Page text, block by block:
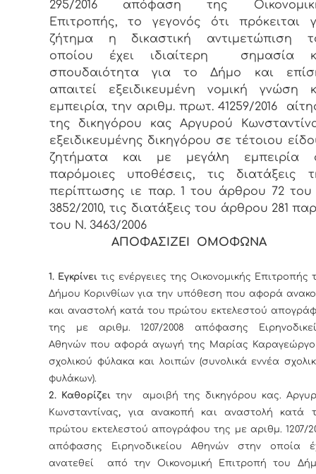
295/2016 απόφαση της
Επιτροπής, το γεγονός ότι πρόκειται
ζήτημα η δικαστική αντιμετώπιση
οποίου έχει ιδιαίτερη σημασία
σπουδαιότητα για το Δήμο και
απαιτεί εξειδικευμένη νομική γνώση
εμπειρία, την αριθμ. πρωτ. 41259/2016
της δικηγόρου κας Αργυρού
εξειδικευμένης δικηγόρου σε τέτοιου
ζητήματα και με μεγάλη εμπειρία
παρόμοιες υποθέσεις, τις διατάξεις
περίπτωσης ιε παρ. 1 του άρθρου 72 του
3852/2010, τις διατάξεις του άρθρου 281
του Ν. 3463/2006
ΑΠΟΦΑΣΙΖΕΙ ΟΜΟΦΩΝΑ
1. Εγκρίνει τις ενέργειες της Οικονομικής Επιτροπής
Δήμου Κορινθίων για την υπόθεση που αφορά
και αναστολή κατά του πρώτου εκτελεστού
της με αριθμ. 1207/2008 απόφασης
Αθηνών που αφορά αγωγή της Μαρίας
σχολικού φύλακα και λοιπών (συνολικά εννέα
φυλάκων).
2. Καθορίζει την αμοιβή της δικηγόρου κας.
Κωνσταντίνας, για ανακοπή και αναστολή κατά
πρώτου εκτελεστού απογράφου της με αριθμ. 1207/
απόφασης Ειρηνοδικείου Αθηνών στην οποία
ανατεθεί από την Οικονομική Επιτροπή του